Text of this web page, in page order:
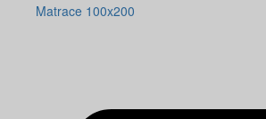
Matrace 100x200